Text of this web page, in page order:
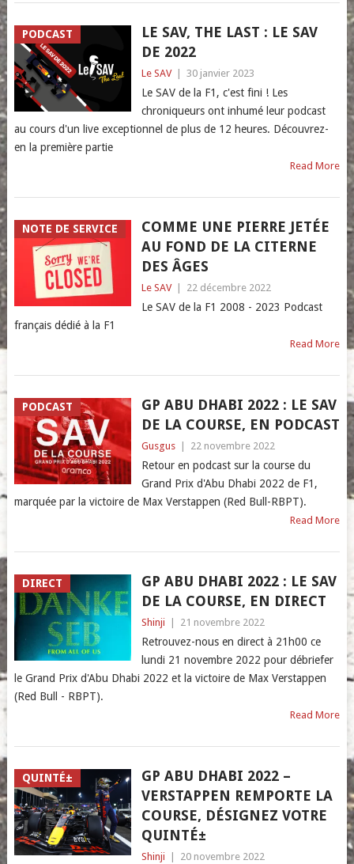
PODCAST
LE SAV, THE LAST : LE SAV
DE 2022
Le SAV | 30 janvier 2023
Le SAV de la F1, c'est fini ! Les
chroniqueurs ont inhumé leur podcast
au cours d'un live exceptionnel de plus de 12 heures. Découvrez-
en la première partie
Read More
NOTE DE SERVICE
COMME UNE PIERRE JETÉE
AU FOND DE LA CITERNE
DES ÂGES
Le SAV | 22 décembre 2022
Le SAV de la F1 2008 - 2023 Podcast
français dédié à la F1
Read More
PODCAST
GP ABU DHABI 2022 : LE SAV
DE LA COURSE, EN PODCAST
Gusgus | 22 novembre 2022
Retour en podcast sur la course du
Grand Prix d'Abu Dhabi 2022 de F1,
marquée par la victoire de Max Verstappen (Red Bull-RBPT).
Read More
DIRECT
GP ABU DHABI 2022 : LE SAV
DE LA COURSE, EN DIRECT
Shinji | 21 novembre 2022
Retrouvez-nous en direct à 21h00 ce
lundi 21 novembre 2022 pour débriefer
le Grand Prix d'Abu Dhabi 2022 et la victoire de Max Verstappen
(Red Bull - RBPT).
Read More
QUINTÉ±
GP ABU DHABI 2022 –
VERSTAPPEN REMPORTE LA
COURSE, DÉSIGNEZ VOTRE
QUINTÉ±
Shinji | 20 novembre 2022